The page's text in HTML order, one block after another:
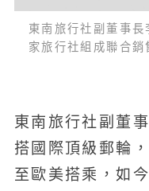
東南旅行社副董事
家旅行社組成聯合
東南旅行社副董
搭國際頂級郵輪
至歐美搭乘，如